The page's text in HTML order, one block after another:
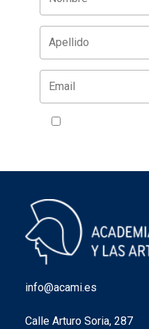
info@acami.es
Calle Arturo Soria, 287